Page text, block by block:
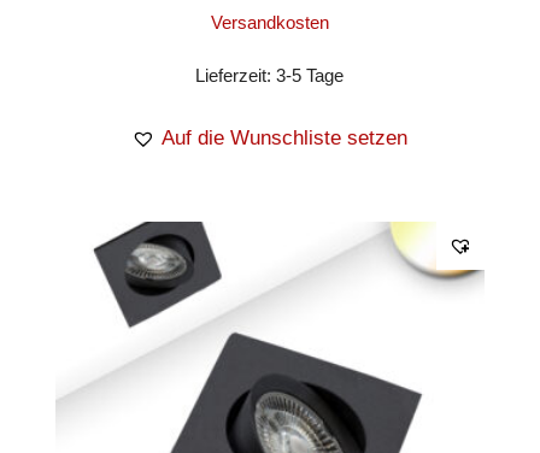
Versandkosten
Lieferzeit:3-5 Tage
Auf die Wunschliste setzen